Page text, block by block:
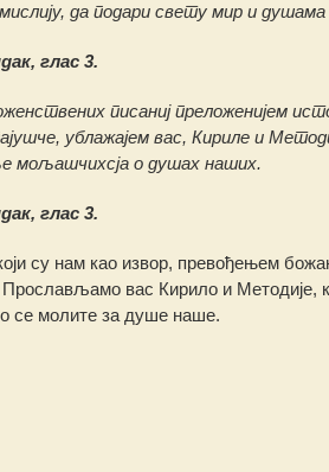
да подари свету мир и
глас 3.
писаниј преложенијем
ублажајем вас, Кириле и
мољашчихсја о душах наших.
глас 3.
су нам као извор, превођењем
вас Кирило и Методије,
се молите за душе наше.